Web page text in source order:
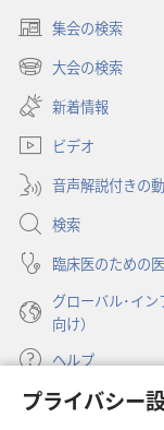
プライバシー
集会の検索
（新
し
タ
で
開
く）
大会の検索
（新
し
い
タ
ブ
で
開
く）
新着情報
ビデオ
音声解説付きの
検索
臨床医のための
グローバル･イ
向け）
ヘルプ
寄付